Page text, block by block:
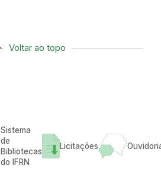
Voltar ao topo
Sistema
de
Bibliotecas
do IFRN
Licitações